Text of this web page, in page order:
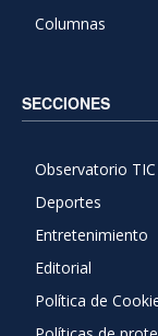
Columnas
SECCIONES
Observatorio TIC
Deportes
Entretenimiento
Editorial
Política de